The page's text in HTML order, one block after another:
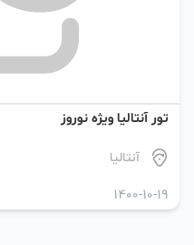
تور آنتالیا ویژه نوروز
آنتالیا
1400-10-19